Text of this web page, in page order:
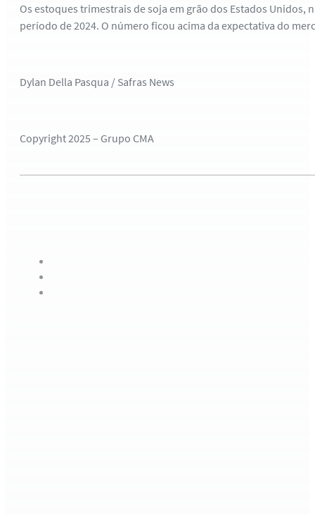
Os estoques trimestrais de soja em grão dos Estados
período de 2024. O número ficou acima da expectativa do
Dylan Della Pasqua / Safras News
Copyright 2025 – Grupo CMA